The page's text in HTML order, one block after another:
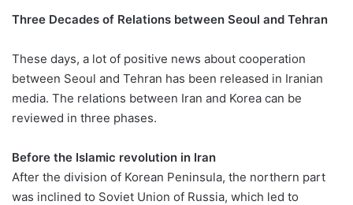
Three Decades of Relations between Seoul and Tehran
These days, a lot of positive news about cooperation
between Seoul and Tehran has been released in Iranian
media. The relations between Iran and Korea can be
reviewed in three phases.
Before the Islamic revolution in Iran
After the division of Korean Peninsula, the northern part
was inclined to Soviet Union of Russia, which led to